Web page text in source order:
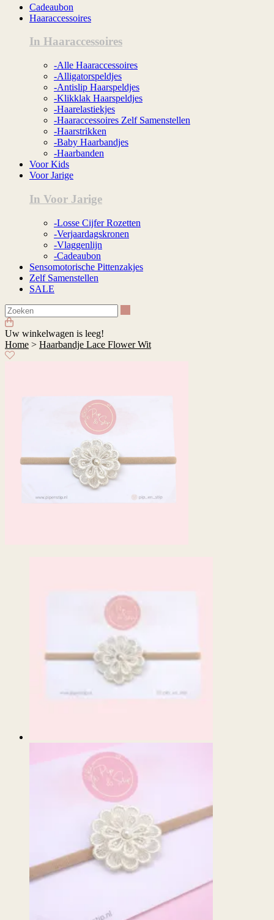
Cadeaubon
Haaraccessoires
In Haaraccessoires
-Alle Haaraccessoires
-Alligatorspeldjes
-Antislip Haarspeldjes
-Klikklak Haarspeldjes
-Haarelastiekjes
-Haaraccessoires Zelf Samenstellen
-Haarstrikken
-Baby Haarbandjes
-Haarbanden
Voor Kids
Voor Jarige
In Voor Jarige
-Losse Cijfer Rozetten
-Verjaardagskronen
-Vlaggenlijn
-Cadeaubon
Sensomotorische Pittenzakjes
Zelf Samenstellen
SALE
Uw winkelwagen is leeg!
Home > Haarbandje Lace Flower Wit